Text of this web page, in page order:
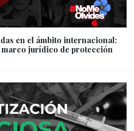
en el ámbito internacional:
jurídico de protección